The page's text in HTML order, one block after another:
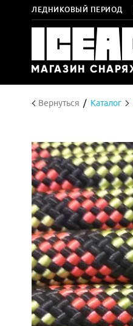
ЛЕДНИКОВЫЙ ПЕРИОД
Вернуться Каталог